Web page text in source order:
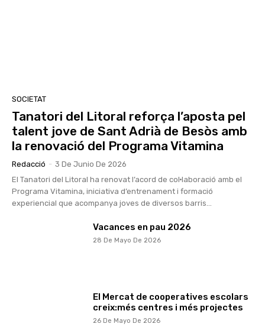
SOCIETAT
Tanatori del Litoral reforça l’aposta pel
talent jove de Sant Adrià de Besòs amb
la renovació del Programa Vitamina
Redacció - 3 De Junio De 2026
El Tanatori del Litoral ha renovat l’acord de col·laboració amb el
Programa Vitamina, iniciativa d’entrenament i formació
experiencial que acompanya joves de diversos barris...
Vacances en pau 2026
28 De Mayo De 2026
El Mercat de cooperatives escolars
creix:més centres i més projectes
26 De Mayo De 2026